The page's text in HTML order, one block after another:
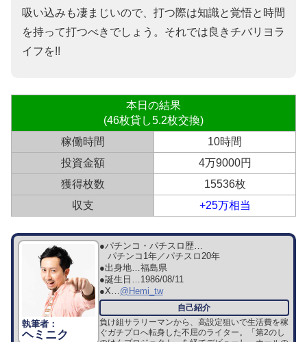
吸い込みも凄まじいので、打つ際は知識と覚悟と時間
を持って打つべきでしょう。それでは良きチバリヨラ
イフを!!
本日の結果
(46枚貸し5.2枚交換)
稼働時間
10時間
投資金額
4万9000円
獲得枚数
15536枚
収支
+25万相当
ヘミニク
●パチンコ・パチスロ歴…
パチンコ1年／パチスロ20年
●出身地… 福島県
●誕生日… 1986/08/11
●X… @Hemi_tw
負け組サラリーマンから、高設定狙いで生活費を稼
ぐガチプロへ転身した不屈のライター。「第2のし